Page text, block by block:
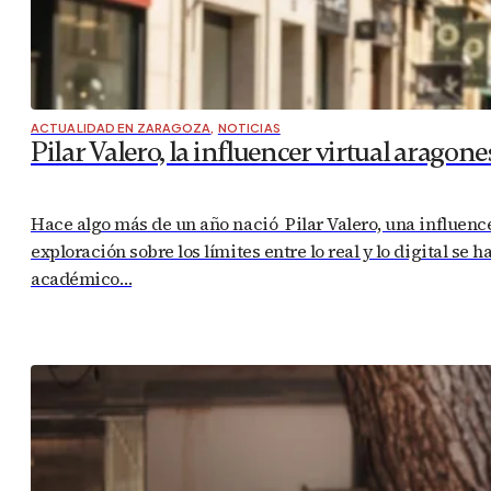
ACTUALIDAD EN ZARAGOZA, NOTICIAS
Pilar Valero, la influencer virtual
Hace algo más de un año nació Pilar Valero, una
exploración sobre los límites entre lo real y lo digital se
académico…